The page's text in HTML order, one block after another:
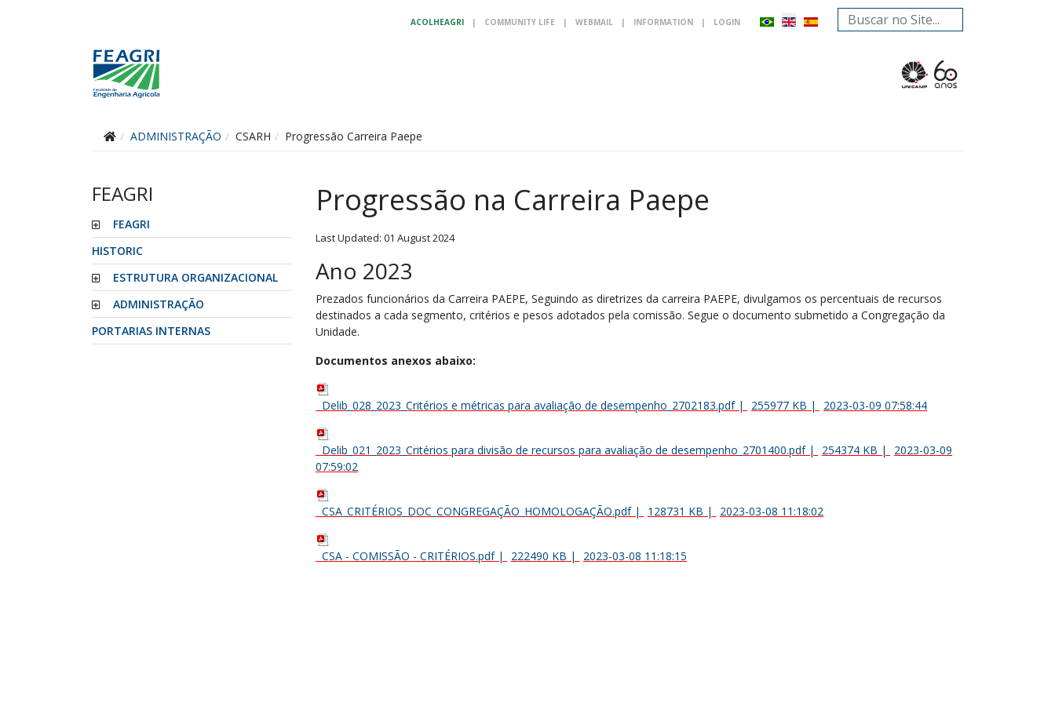
ACOLHEAGRI | COMMUNITY LIFE | WEBMAIL | INFORMATION | LOGIN
Search
...
ADMINISTRAÇÃO CSARH Progressão Carreira Paepe
FEAGRI
FEAGRI
HISTORIC
ESTRUTURA ORGANIZACIONAL
ADMINISTRAÇÃO
PORTARIAS INTERNAS
Progressão na Carreira Paepe
Last Updated: 01 August 2024
Ano 2023
Prezados funcionários da Carreira PAEPE, Seguindo as diretrizes da carreira PAEPE, divulgamos os percentuais de recursos
destinados a cada segmento, critérios e pesos adotados pela comissão. Segue o documento submetido a Congregação da
Unidade.
Documentos anexos abaixo:
Delib_028_2023_Critérios e métricas para avaliação de desempenho_2702183.pdf| 255977 KB | 2023-03-09 07:58:44
Delib_021_2023_Critérios para divisão de recursos para avaliação de desempenho_2701400.pdf| 254374 KB |
2023-03-09
07:59:02
CSA_CRITÉRIOS_DOC_CONGREGAÇÃO_HOMOLOGAÇÃO.pdf| 128731 KB | 2023-03-08 11:18:02
CSA - COMISSÃO - CRITÉRIOS.pdf| 222490 KB | 2023-03-08 11:18:15